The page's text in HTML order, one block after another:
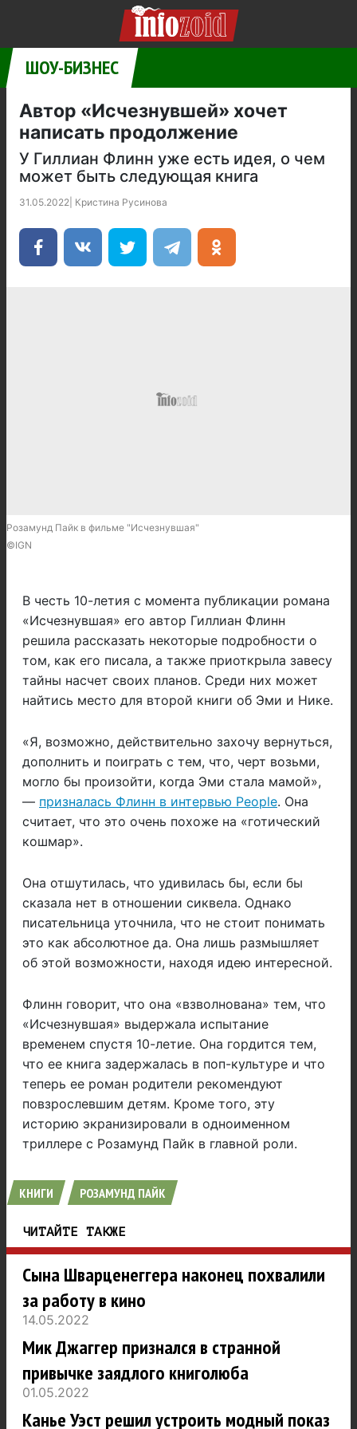
ШОУ-БИЗНЕС
Автор «Исчезнувшей» хочет
написать продолжение
У Гиллиан Флинн уже есть идея, о чем
может быть следующая книга
31.05.2022 Кристина Русинова
Розамунд Пайк в фильме "Исчезнувшая"
©IGN
В честь 10-летия с момента публикации романа
«Исчезнувшая» его автор Гиллиан Флинн
решила рассказать некоторые подробности о
том, как его писала, а также приоткрыла завесу
тайны насчет своих планов. Среди них может
найтись место для второй книги об Эми и Нике.
«Я, возможно, действительно захочу вернуться,
дополнить и поиграть с тем, что, черт возьми,
могло бы произойти, когда Эми стала мамой»,
— призналась Флинн в интервью People. Она
считает, что это очень похоже на «готический
кошмар».
Она отшутилась, что удивилась бы, если бы
сказала нет в отношении сиквела. Однако
писательница уточнила, что не стоит понимать
это как абсолютное да. Она лишь размышляет
об этой возможности, находя идею интересной.
Флинн говорит, что она «взволнована» тем, что
«Исчезнувшая» выдержала испытание
временем спустя 10-летие. Она гордится тем,
что ее книга задержалась в поп-культуре и что
теперь ее роман родители рекомендуют
повзрослевшим детям. Кроме того, эту
историю экранизировали в одноименном
триллере с Розамунд Пайк в главной роли.
КНИГИ РОЗАМУНД ПАЙК
ЧИТАЙТЕ ТАКЖЕ
Сына Шварценеггера наконец похвалили
за работу в кино
14.05.2022
Мик Джаггер признался в странной
привычке заядлого книголюба
01.05.2022
Канье Уэст решил устроить модный показ